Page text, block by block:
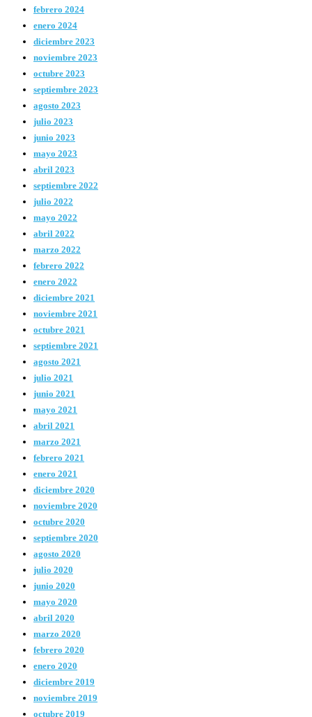
febrero 2024
enero 2024
diciembre 2023
noviembre 2023
octubre 2023
septiembre 2023
agosto 2023
julio 2023
junio 2023
mayo 2023
abril 2023
septiembre 2022
julio 2022
mayo 2022
abril 2022
marzo 2022
febrero 2022
enero 2022
diciembre 2021
noviembre 2021
octubre 2021
septiembre 2021
agosto 2021
julio 2021
junio 2021
mayo 2021
abril 2021
marzo 2021
febrero 2021
enero 2021
diciembre 2020
noviembre 2020
octubre 2020
septiembre 2020
agosto 2020
julio 2020
junio 2020
mayo 2020
abril 2020
marzo 2020
febrero 2020
enero 2020
diciembre 2019
noviembre 2019
octubre 2019